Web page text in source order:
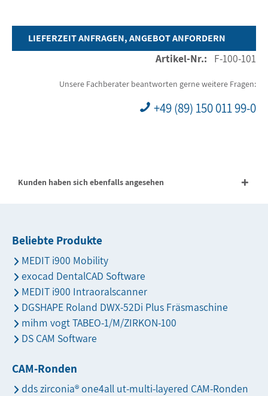
LIEFERZEIT ANFRAGEN, ANGEBOT ANFORDERN
Artikel-Nr.: F-100-101
Unsere Fachberater beantworten gerne weitere Fragen:
+49 (89) 150 011 99-0
Kunden haben sich ebenfalls angesehen
Beliebte Produkte
MEDIT i900 Mobility
exocad DentalCAD Software
MEDIT i900 Intraoralscanner
DGSHAPE Roland DWX-52Di Plus Fräsmaschine
mihm vogt TABEO-1/M/ZIRKON-100
DS CAM Software
CAM-Ronden
dds zirconia® one4all ut-multi-layered CAM-Ronden